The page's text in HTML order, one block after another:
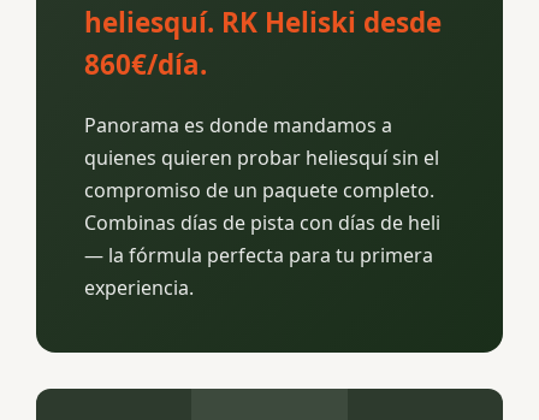
heliesquí. RK Heliski desde
860€/día.
Panorama es donde mandamos a
quienes quieren probar heliesquí sin el
compromiso de un paquete completo.
Combinas días de pista con días de heli
— la fórmula perfecta para tu primera
experiencia.